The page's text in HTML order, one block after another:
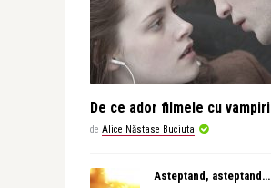
De ce ador filmele cu vampiri
de Alice Năstase Buciuta
Asteptand, asteptand…